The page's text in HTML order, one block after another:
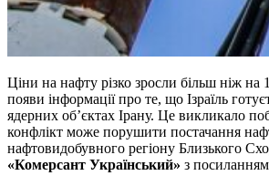
Ціни на нафту різко зросли більш ніж на
появи інформації про те, що Ізраїль
ядерних об’єктах Ірану. Це викликало
конфлікт може порушити постачання
нафтовидобувного регіону Близького
«Комерсант Український» з